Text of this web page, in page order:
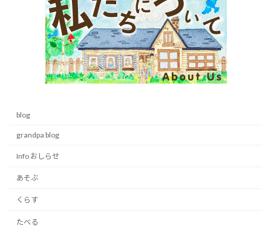
blog
grandpa blog
Info おしらせ
あそぶ
くらす
たべる